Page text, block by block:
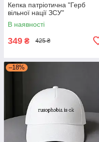
Кепка патріотична "Герб
вільної нації ЗСУ"
В наявності
349 ₴ 425 ₴
–18%